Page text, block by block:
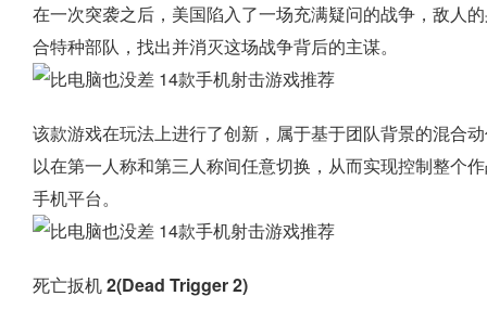
在一次突袭之后，美国陷入了一场充满疑问的战争，敌人
合特种部队，找出并消灭这场战争背后的主谋。
该款游戏在玩法上进行了创新，属于基于团队背景的混合
以在第一人称和第三人称间任意切换，从而实现控制整个
手机平台。
死亡扳机 2(Dead Trigger 2)